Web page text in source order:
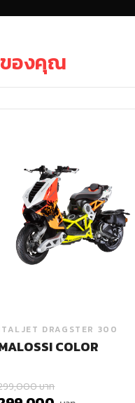
ของคุณ
DRAGSTER 300
COLOR
บาท